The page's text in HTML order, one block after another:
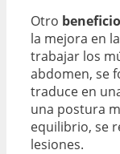
Otro
la mejora en la
trabajar los
abdomen, se
traduce en
una postura
equilibrio, se
lesiones.